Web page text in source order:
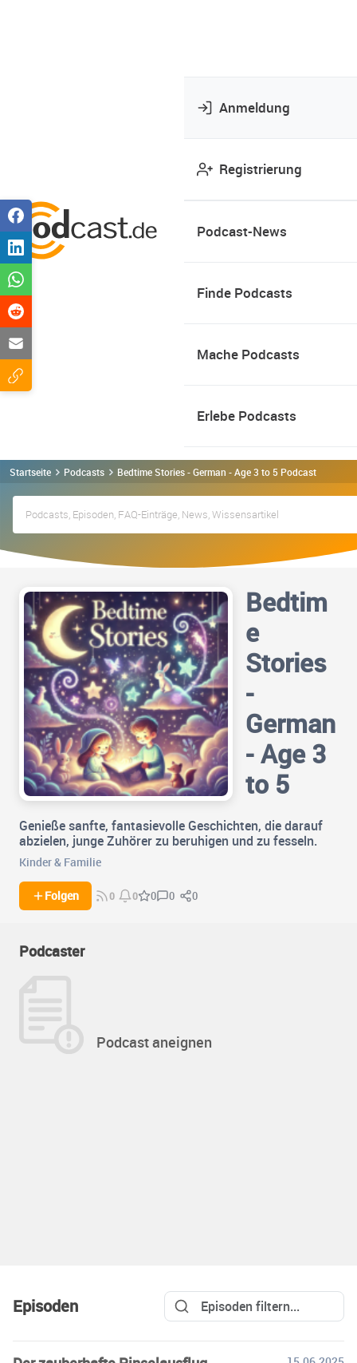
Anmeldung
Registrierung
Podcast-News
Finde Podcasts
Mache Podcasts
Erlebe Podcasts
Startseite Podcasts Bedtime Stories - German - Age 3 to 5 Podcast
Bedtim
e
Stories
-
German
- Age 3
to 5
Genieße sanfte, fantasievolle Geschichten, die darauf
abzielen, junge Zuhörer zu beruhigen und zu fesseln.
Kinder & Familie
Folgen 0 0 0 0 0
Podcaster
Podcast aneignen
Episoden